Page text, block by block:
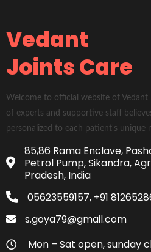
Vedant
Joints Care
Welcome to official website of Vedant
of experts and supportive staff
personalized to each patient's unique
85,86 Rama Enclave,
Petrol Pump, Sikandra,
Pradesh, India
05623559157, +91
s.goya79@gmail.com
Mon – Sat open, sunday